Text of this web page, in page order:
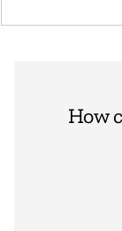
How